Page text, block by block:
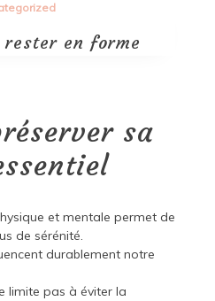
rester en forme
sa
et mentale permet de
de sérénité.
durablement notre
limite pas à éviter la